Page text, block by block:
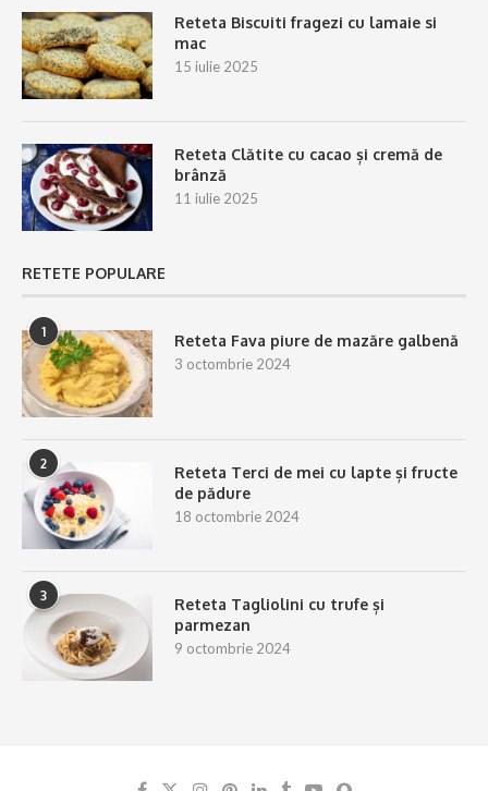
Reteta Biscuiti fragezi cu lamaie si
mac
15 iulie 2025
Reteta Clătite cu cacao și cremă de
brânză
11 iulie 2025
RETETE POPULARE
1
Reteta Fava piure de mazăre galbenă
3 octombrie 2024
2
Reteta Terci de mei cu lapte și fructe
de pădure
18 octombrie 2024
3
Reteta Tagliolini cu trufe și
parmezan
9 octombrie 2024